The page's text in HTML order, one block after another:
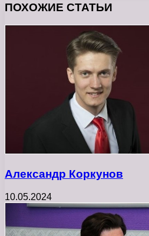
ПОХОЖИЕ СТАТЬИ
Александр Коркунов
10.05.2024